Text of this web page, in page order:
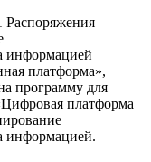
Распоряжения
информацией
платформа»,
программу для
платформа
информацией.